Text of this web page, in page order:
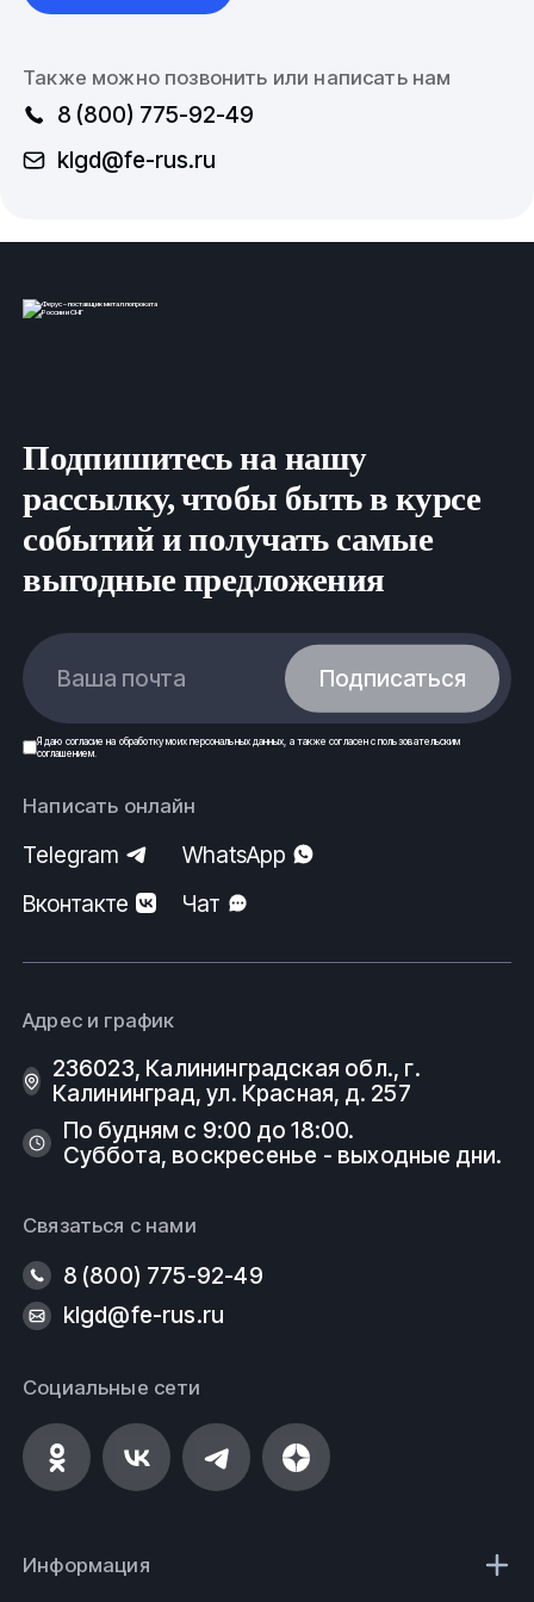
Также можно позвонить или написать нам
8 (800) 775-92-49
klgd@fe-rus.ru
Подпишитесь на нашу
рассылку, чтобы быть в курсе
событий и получать самые
выгодные предложения
Ваша почта Подписаться
Я даю согласие на обработку моих персональных данных , а также согласен спользовательским
соглашением.
Написать онлайн
Telegram
WhatsApp
Вконтакте
Чат
Адрес и график
236023, Калининградская обл., г.
Калининград, ул. Красная, д. 257
По будням с 9:00 до 18:00.
Суббота, воскресенье - выходные дни.
Связаться с нами
8 (800) 775-92-49
klgd@fe-rus.ru
Социальные сети
Информация